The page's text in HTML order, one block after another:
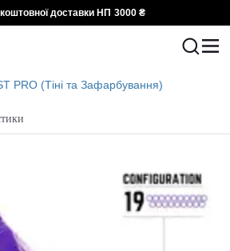
доставки НП 3000 ₴
PRO (Тіні та Зафарбування)